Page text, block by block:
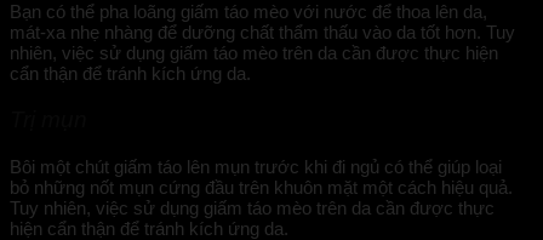
Bạn có thể pha loãng giấm táo mèo với nước để thoa lên da,
mát-xa nhẹ nhàng để dưỡng chất thẩm thấu vào da tốt hơn. Tuy
nhiên, việc sử dụng giấm táo mèo trên da cần được thực hiện
cẩn thận để tránh kích ứng da.
Bôi một chút giấm táo lên mụn trước khi đi ngủ có thể giúp loại
bỏ những nốt mụn cứng đầu trên khuôn mặt một cách hiệu quả.
Tuy nhiên, việc sử dụng giấm táo mèo trên da cần được thực
hiện cẩn thận để tránh kích ứng da.